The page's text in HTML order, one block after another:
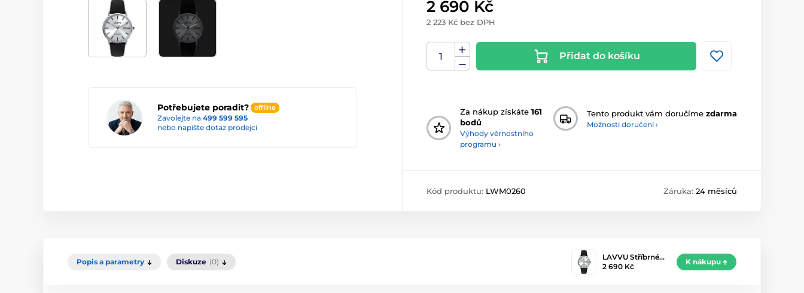
Potřebujete poradit? offline
Zavolejte na 499 599 595
nebo napište dotaz prodejci
2 690 Kč
2 223 Kč bez DPH
Přidat do košíku
Za nákup získáte 161
bodů
Výhody věrnostního
programu ›
Tento produkt vám doručíme zdarma
Možnosti doručení ›
Kód produktu: LWM0260 Záruka: 24 měsíců
Popis a parametry Diskuze (0)
LAVVU Stříbrné…
2 690 Kč
K nákupu